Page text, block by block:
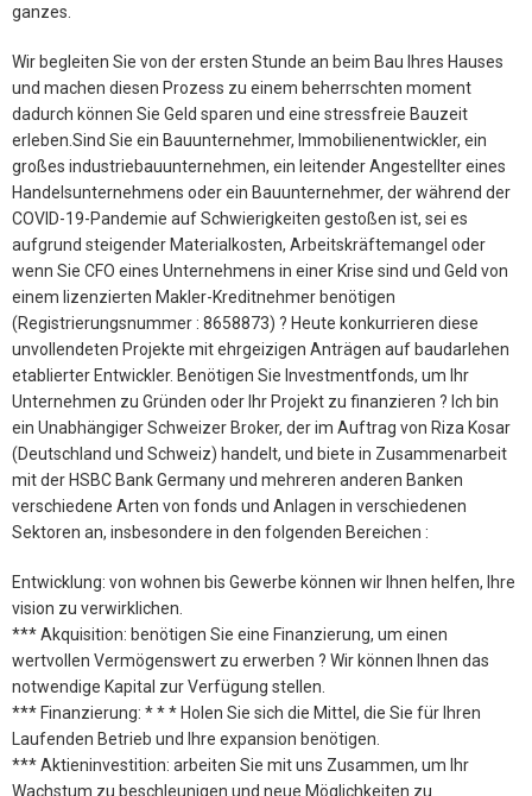
ganzes.
Wir begleiten Sie von der ersten Stunde an beim Bau Ihres Hauses
und machen diesen Prozess zu einem beherrschten moment
dadurch können Sie Geld sparen und eine stressfreie Bauzeit
erleben.Sind Sie ein Bauunternehmer, Immobilienentwickler, ein
großes industriebauunternehmen, ein leitender Angestellter eines
Handelsunternehmens oder ein Bauunternehmer, der während der
COVID-19-Pandemie auf Schwierigkeiten gestoßen ist, sei es
aufgrund steigender Materialkosten, Arbeitskräftemangel oder
wenn Sie CFO eines Unternehmens in einer Krise sind und Geld von
einem lizenzierten Makler-Kreditnehmer benötigen
(Registrierungsnummer : 8658873) ? Heute konkurrieren diese
unvollendeten Projekte mit ehrgeizigen Anträgen auf baudarlehen
etablierter Entwickler. Benötigen Sie Investmentfonds, um Ihr
Unternehmen zu Gründen oder Ihr Projekt zu finanzieren ? Ich bin
ein Unabhängiger Schweizer Broker, der im Auftrag von Riza Kosar
(Deutschland und Schweiz) handelt, und biete in Zusammenarbeit
mit der HSBC Bank Germany und mehreren anderen Banken
verschiedene Arten von fonds und Anlagen in verschiedenen
Sektoren an, insbesondere in den folgenden Bereichen :
Entwicklung: von wohnen bis Gewerbe können wir Ihnen helfen, Ihre
vision zu verwirklichen.
*** Akquisition: benötigen Sie eine Finanzierung, um einen
wertvollen Vermögenswert zu erwerben ? Wir können Ihnen das
notwendige Kapital zur Verfügung stellen.
*** Finanzierung: * * * Holen Sie sich die Mittel, die Sie für Ihren
Laufenden Betrieb und Ihre expansion benötigen.
*** Aktieninvestition: arbeiten Sie mit uns Zusammen, um Ihr
Wachstum zu beschleunigen und neue Möglichkeiten zu